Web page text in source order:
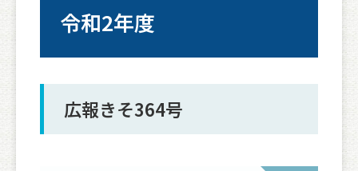
令和2年度
広報きそ364号